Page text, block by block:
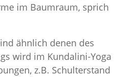
im Baumraum, sprich
ähnlich denen des
wird im Kundalini-Yoga
z.B. Schulterstand